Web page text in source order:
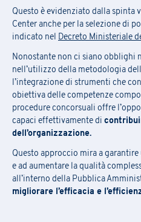
Questo è evidenziato dalla spinta
Center anche per la selezione di
indicato nel Decreto Ministeriale
Nonostante non ci siano obblighi
nell’utilizzo della metodologia
l’integrazione di strumenti che
obiettiva delle competenze
procedure concorsuali offre
capaci effettivamente di
dell’organizzazione.
Questo approccio mira a
e ad aumentare la qualità
all’interno della Pubblica
migliorare l’efficacia e